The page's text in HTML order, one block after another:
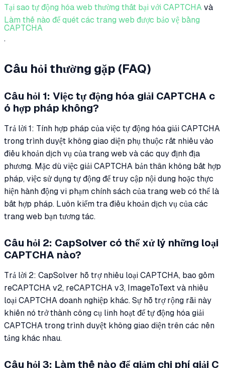
Tại sao tự động hóa web thường thất bại với CAPTCHA và
Làm thế nào để quét các trang web được bảo vệ bằng
CAPTCHA
.
Câu hỏi thường gặp (FAQ)
Câu hỏi 1: Việc tự động hóa giải CAPTCHA c
ó hợp pháp không?
Trả lời 1: Tính hợp pháp của việc tự động hóa giải CAPTCHA
trong trình duyệt không giao diện phụ thuộc rất nhiều vào
điều khoản dịch vụ của trang web và các quy định địa
phương. Mặc dù việc giải CAPTCHA bản thân không bất hợp
pháp, việc sử dụng tự động để truy cập nội dung hoặc thực
hiện hành động vi phạm chính sách của trang web có thể là
bất hợp pháp. Luôn kiểm tra điều khoản dịch vụ của các
trang web bạn tương tác.
Câu hỏi 2: CapSolver có thể xử lý những loại
CAPTCHA nào?
Trả lời 2: CapSolver hỗ trợ nhiều loại CAPTCHA, bao gồm
reCAPTCHA v2, reCAPTCHA v3, ImageToText và nhiều
loại CAPTCHA doanh nghiệp khác. Sự hỗ trợ rộng rãi này
khiến nó trở thành công cụ linh hoạt để tự động hóa giải
CAPTCHA trong trình duyệt không giao diện trên các nền
tảng khác nhau.
Câu hỏi 3: Làm thế nào để giảm chi phí giải C